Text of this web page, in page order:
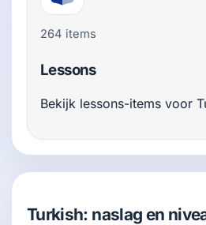
264 items
Lessons
Bekijk lessons-items voor
Turkish: naslag en